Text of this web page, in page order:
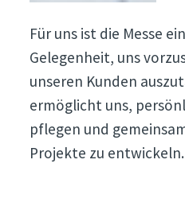
Für uns ist die Messe
Gelegenheit, uns
unseren Kunden
ermöglicht uns,
pflegen und
Projekte zu entwickeln.